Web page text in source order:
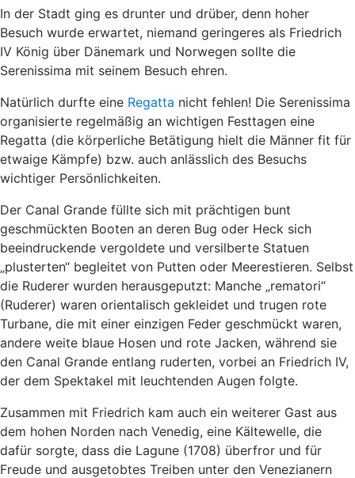
In der Stadt ging es drunter und drüber, denn hoher
Besuch wurde erwartet, niemand geringeres als Friedrich
IV König über Dänemark und Norwegen sollte die
Serenissima mit seinem Besuch ehren.
Natürlich durfte eine Regatta nicht fehlen! Die Serenissima
organisierte regelmäßig an wichtigen Festtagen eine
Regatta (die körperliche Betätigung hielt die Männer fit für
etwaige Kämpfe) bzw. auch anlässlich des Besuchs
wichtiger Persönlichkeiten.
Der Canal Grande füllte sich mit prächtigen bunt
geschmückten Booten an deren Bug oder Heck sich
beeindruckende vergoldete und versilberte Statuen
„plusterten“ begleitet von Putten oder Meerestieren. Selbst
die Ruderer wurden herausgeputzt: Manche „rematori“
(Ruderer) waren orientalisch gekleidet und trugen rote
Turbane, die mit einer einzigen Feder geschmückt waren,
andere weite blaue Hosen und rote Jacken, während sie
den Canal Grande entlang ruderten, vorbei an Friedrich IV,
der dem Spektakel mit leuchtenden Augen folgte.
Zusammen mit Friedrich kam auch ein weiterer Gast aus
dem hohen Norden nach Venedig, eine Kältewelle, die
dafür sorgte, dass die Lagune (1708) überfror und für
Freude und ausgetobtes Treiben unter den Venezianern